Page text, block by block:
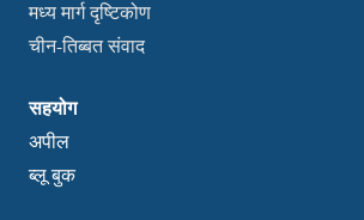
मध्य मार्ग दृष्टिकोण
चीन-तिब्बत संवाद
सहयोग
अपील
ब्लू बुक